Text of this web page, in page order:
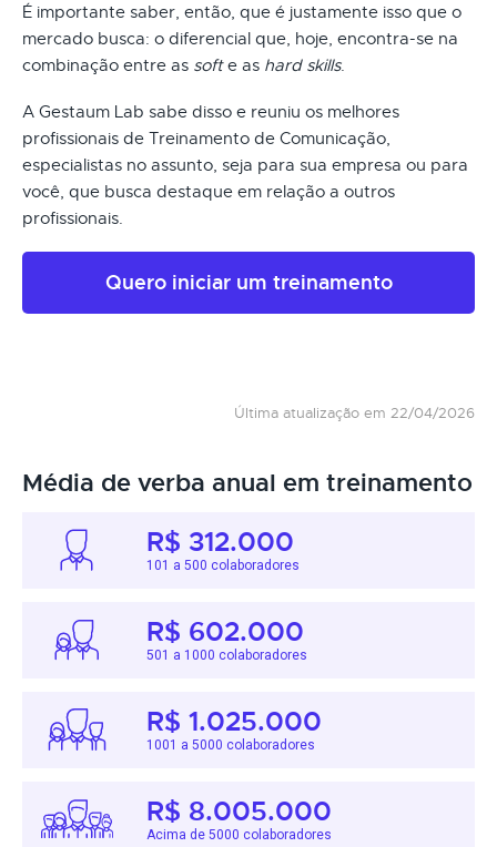
É importante saber, então, que é justamente isso que o
mercado busca: o diferencial que, hoje, encontra-se na
combinação entre as softe as hard skills.
A Gestaum Lab sabe disso e reuniu os melhores
profissionais de Treinamento de Comunicação,
especialistas no assunto, seja para sua empresa ou para
você, que busca destaque em relação a outros
profissionais.
Quero iniciar um treinamento
Última atualização em 22/04/2026
Média de verba anual em treinamento
R$ 312.000
101 a 500 colaboradores
R$ 602.000
501 a 1000 colaboradores
R$ 1.025.000
1001 a 5000 colaboradores
R$ 8.005.000
Acima de 5000 colaboradores